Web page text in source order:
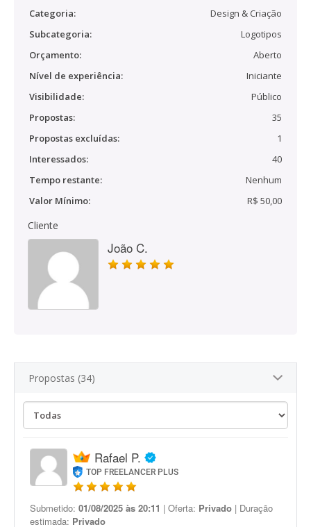
Categoria:
Design & Criação
Subcategoria:
Logotipos
Orçamento:
Aberto
Nível de experiência:
Iniciante
Visibilidade:
Público
Propostas:
35
Propostas excluídas:
1
Interessados:
40
Tempo restante:
Nenhum
Valor Mínimo:
R$ 50,00
Cliente
João C.
Propostas (34)
Rafael P.
TOP FREELANCER PLUS
Submetido: 01/08/2025 às 20:11 | Oferta: Privado | Duração
estimada: Privado